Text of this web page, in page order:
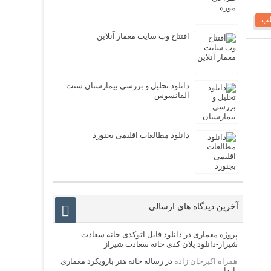
افتتاح وب سایت معمار آنلاین
دانلود تحلیل و بررسی بیمارستان سنت
آلفانسوس
دانلود مطالعات اقلیمی بجنورد
آخرین دیدگاه های ارسالی
پروژه معماری در دانلود فایل اتوکدی خانه سعادت
شیراز-دانلود پلان کدی خانه سعادت شیراز
همراه اکبرخان زاده دررساله خانه هنر بارویکرد معماری